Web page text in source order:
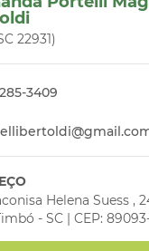
22931)
3409
Helena Suess ,
- SC | CEP: